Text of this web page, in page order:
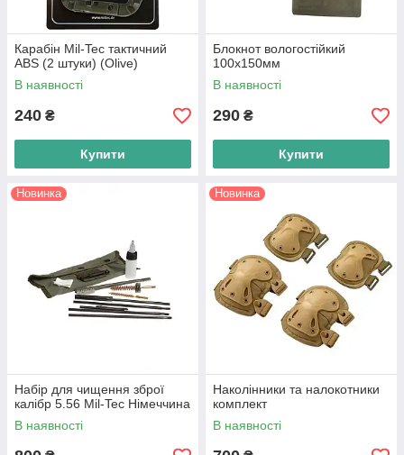
Карабін Mil-Tec тактичний
ABS (2 штуки) (Olive)
В наявності
240 ₴
Купити
Блокнот вологостійкий
100х150мм
В наявності
290 ₴
Купити
Новинка
Набір для чищення зброї
калібр 5.56 Mil-Tec Німеччина
В наявності
Новинка
Наколінники та налокотники
комплект
В наявності